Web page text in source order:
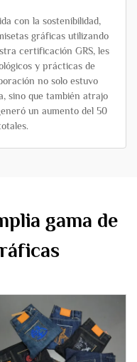
con la sostenibilidad,
gráficas utilizando
certificación GRS, les
y prácticas de
no solo estuvo
sino que también atrajo
un aumento del 50
gama de